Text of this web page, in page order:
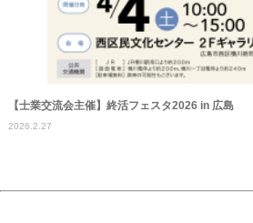
【士業交流会主催】終活フェスタ2026 in 広島
2026.2.27